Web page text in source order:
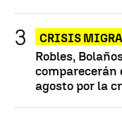
CRISIS
Robles,
comparecerán
agosto por la